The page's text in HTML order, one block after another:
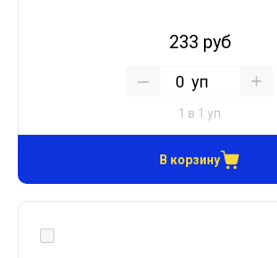
233 руб
уп
1 в 1 уп
В корзину